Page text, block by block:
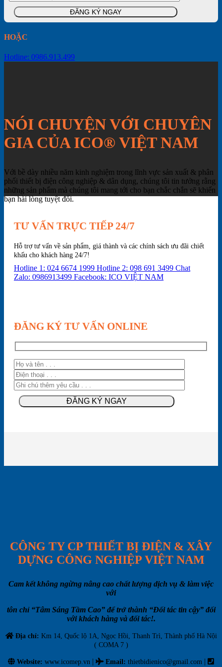
HOẶC
Hotline: 0986.913.499
NÓI CHUYỆN VỚI CHUYÊN
GIA CỦA ICO® VIỆT NAM
Với bề dày nhiều năm kinh nghiệm trong lĩnh vực sản xuất & phân
phối thiết bị điện công nghiệp & dân dụng, chúng tôi tin tưởng rằng
những sản phẩm mà chúng tôi mang tới cho bạn chắc chắn sẽ khiến
bạn hài lòng tuyệt đối.
TƯ VẤN TRỰC TIẾP 24/7
Hỗ trợ tư vấn về sản phẩm, giá thành và các chính sách ưu đãi chiết
khấu cho khách hàng 24/7!
Hotline 1: 024 6674 1999 Hotline 2: 098 691 3499 Chat
Zalo: 0986913499 Facebook: ICO VIỆT NAM
ĐĂNG KÝ TƯ VẤN ONLINE
CÔNG TY CP THIẾT BỊ ĐIỆN & XÂY
DỰNG CÔNG NGHIỆP VIỆT NAM
Cam kết không ngừng nâng cao chất lượng dịch vụ & làm việc
với
tôn chỉ “Tâm Sáng Tầm Cao” để trở thành “Đối tác tin cậy” đối
với khách hàng và đối tác!.
Địa chỉ: Km 14, Quốc lộ 1A, Ngọc Hồi, Thanh Trì, Thành phố Hà Nội
( COMA 7 )
Website: www.icomep.vn | Email: thietbidienico@gmail.com |